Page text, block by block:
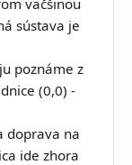
sústava je
poznáme z
(0,0)
doprava na
ide zhora